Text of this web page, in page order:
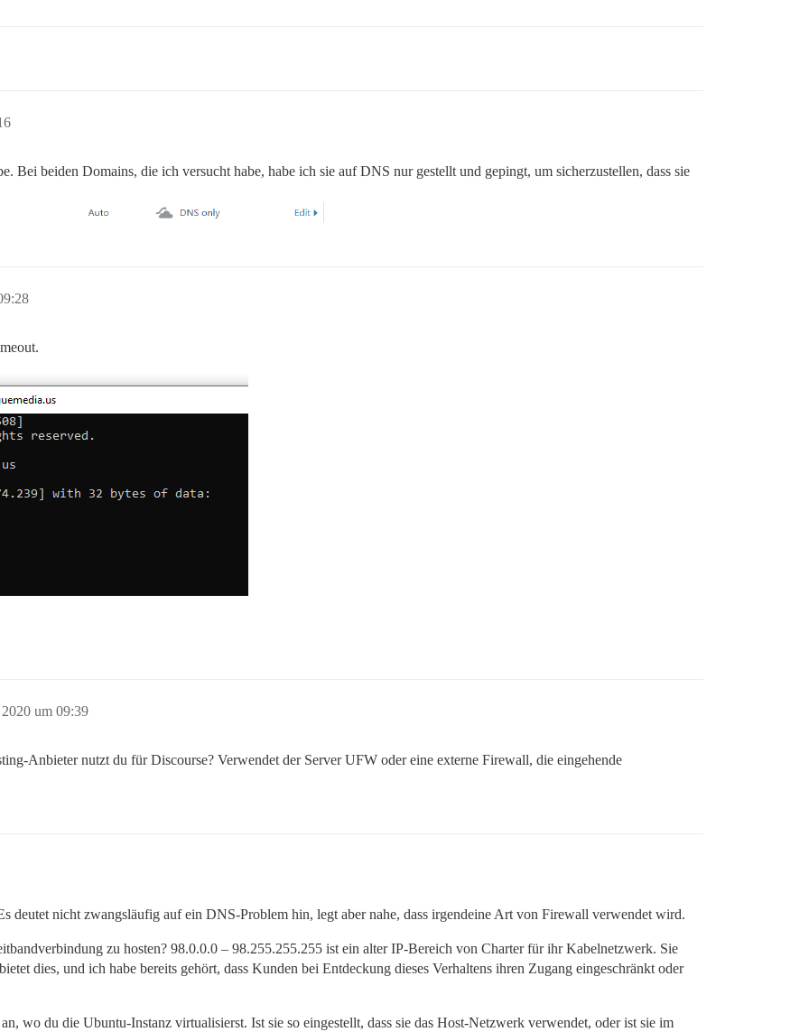
Bei beiden Domains, die ich versucht habe, habe ich sie auf DNS nur gestellt und gepingt, um sicherzustellen, dass sie
um 09:39
Anbieter nutzt du für Discourse? Verwendet der Server UFW oder eine externe Firewall, die eingehende
deutet nicht zwangsläufig auf ein DNS-Problem hin, legt aber nahe, dass irgendeine Art von Firewall verwendet wird.
zu hosten? 98.0.0.0 – 98.255.255.255 ist ein alter IP-Bereich von Charter für ihr Kabelnetzwerk. Sie
dies, und ich habe bereits gehört, dass Kunden bei Entdeckung dieses Verhaltens ihren Zugang eingeschränkt oder
wo du die Ubuntu-Instanz virtualisierst. Ist sie so eingestellt, dass sie das Host-Netzwerk verwendet, oder ist sie im